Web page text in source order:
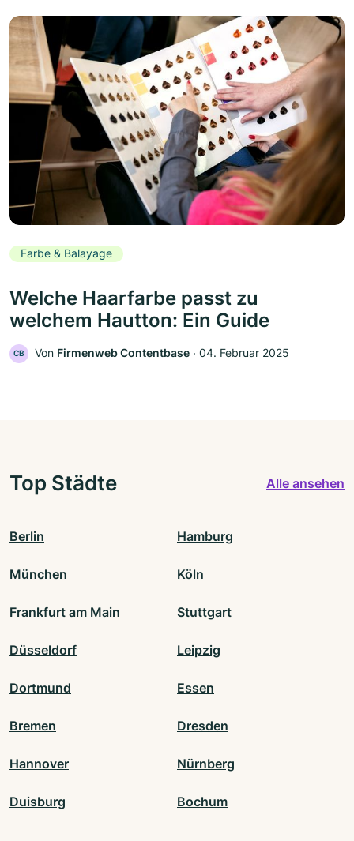
Farbe & Balayage
Welche Haarfarbe passt zu
welchem Hautton: Ein Guide
CB Von Firmenweb Contentbase ‧ 04. Februar 2025
Top Städte Alle ansehen
Berlin Hamburg
München Köln
Frankfurt am Main Stuttgart
Düsseldorf Leipzig
Dortmund Essen
Bremen Dresden
Hannover Nürnberg
Duisburg Bochum